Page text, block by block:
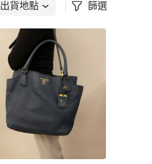
出貨地點 篩選